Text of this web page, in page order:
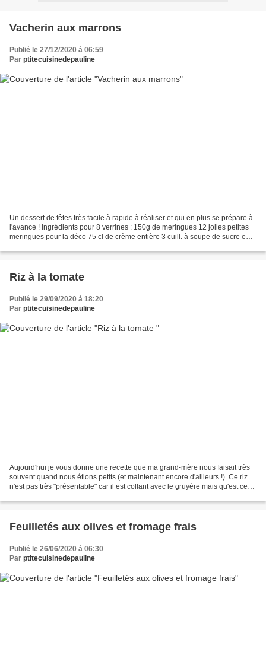
Vacherin aux marrons
Publié le 27/12/2020 à 06:59
Par ptitecuisinedepauline
Un dessert de fêtes très facile à rapide à réaliser et qui en plus se prépare à
l'avance ! Ingrédients pour 8 verrines : 150g de meringues 12 jolies petites
meringues pour la déco 75 cl de crème entière 3 cuill. à soupe de sucre en
Riz à la tomate
Publié le 29/09/2020 à 18:20
Par ptitecuisinedepauline
Aujourd'hui je vous donne une recette que ma grand-mère nous faisait très
souvent quand nous étions petits (et maintenant encore d'ailleurs !). Ce riz
n'est pas très "présentable" car il est collant avec le gruyère mais qu'est ce
Feuilletés aux olives et fromage frais
Publié le 26/06/2020 à 06:30
Par ptitecuisinedepauline